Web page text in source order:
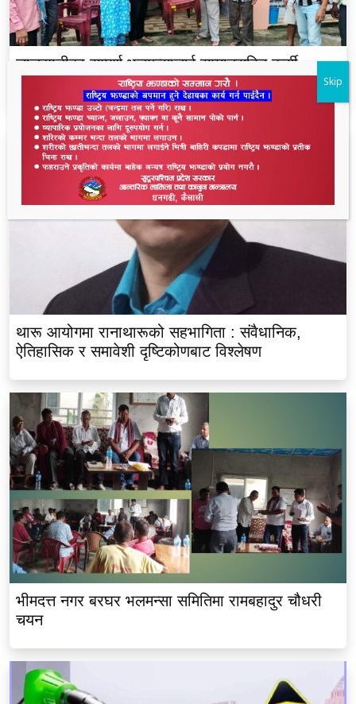
लालझाडीका सम्पूर्ण भलमन्सालाई सम्मानसहित कुर्सी
थारू आयोगमा रानाथारूको सहभागिता : संवैधानिक,
ऐतिहासिक र समावेशी दृष्टिकोणबाट विश्लेषण
भीमदत्त नगर बरघर भलमन्सा समितिमा रामबहादुर चौधरी
चयन
Skip